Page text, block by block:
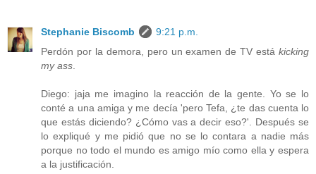
Stephanie Biscomb
9:21 p.m.
Perdón por la demora, pero un examen de TV está kicking
my ass
Diego: jaja me imagino la reacción de la gente. Yo se lo
conté a una amiga y me decía 'pero Tefa, ¿te das cuenta lo
que estás diciendo? ¿Cómo vas a decir eso?'. Después se
lo expliqué y me pidió que no se lo contara a nadie más
porque no todo el mundo es amigo mío como ella y espera
a la justificación.